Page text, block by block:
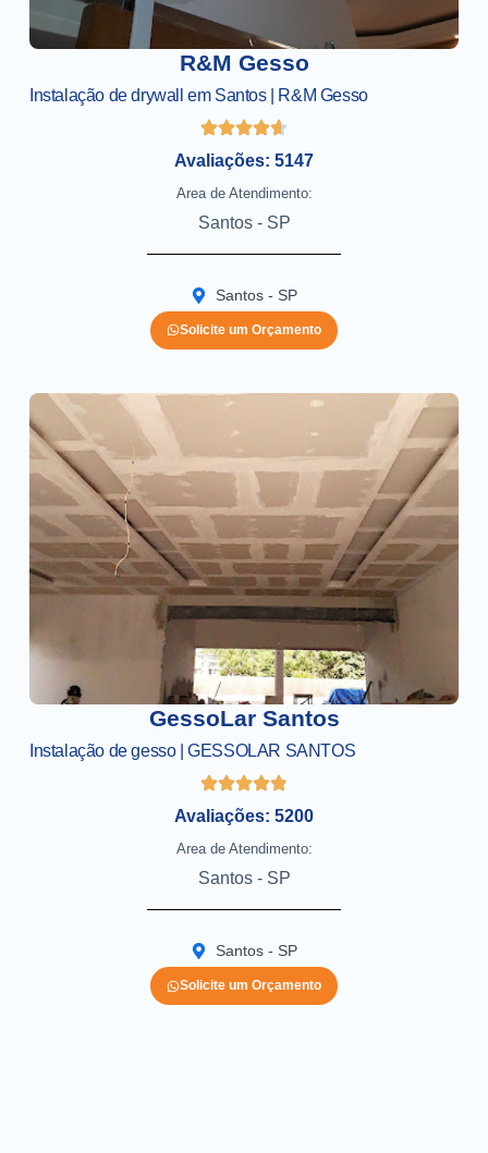
R&M Gesso
Instalação de drywall em Santos | R&M Gesso
Avaliações: 5147
Area de Atendimento:
Santos - SP
Santos - SP
Solicite um Orçamento
GessoLar Santos
Instalação de gesso | GESSOLAR SANTOS
Avaliações: 5200
Area de Atendimento:
Santos - SP
Santos - SP
Solicite um Orçamento